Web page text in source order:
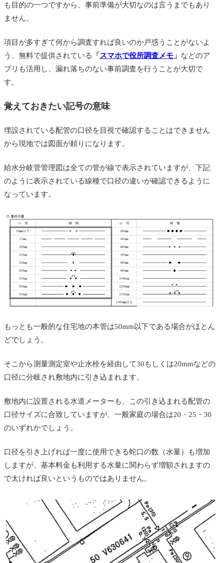
も目的の一つですから、事前準備が大切なのは言うまでもあり
ません。
項目が多すぎて何から調査すれば良いのか戸惑うことがないよ
う、無料で提供されている
「 スマホで役所調査メモ 」 などのア
プリも活用し、漏れ落ちのない事前調査を行うことが大切で
す。
覚えておきたい記号の意味
埋設されている配管の口径を目視で確認することはできません
から現地では図面が頼りになります。
給水分岐管管理図は全ての管が線で表示されていますが、下記
のように表示されている線種で口径の違いが確認できるように
なっています。
もっとも一般的な住宅地の本管は50mm以下である場合がほとん
どでしょう。
そこから測量測定室や止水栓を経由して30もしくは20mmなどの
口径に分岐され敷地内に引き込まれます。
敷地内に設置される水道メーターも、この引き込まれる配管の
口径サイズに合致していますが、一般家庭の場合は20・25・30
のいずれかでしょう。
口径を引き上げれば一度に使用できる蛇口の数（水量）も増加
しますが、基本料金も利用する水量に関わらず増額されますの
で太ければ良いというものではありません。